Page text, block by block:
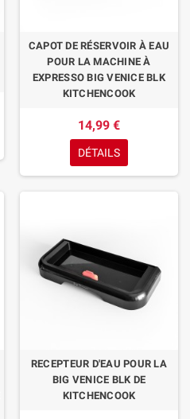
CAPOT DE RÉSERVOIR À EAU
POUR LA MACHINE À
EXPRESSO BIG VENICE BLK
KITCHENCOOK
14,99 €
DÉTAILS
RECEPTEUR D'EAU POUR LA
BIG VENICE BLK DE
KITCHENCOOK